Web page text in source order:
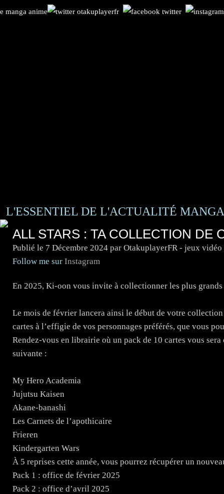
L'ESSENTIEL DE L'ACTUALITÉ
ALL STARS : TA COLLECTION DE
Publié le 7 Décembre 2024 par OtakuplayerFR - jeux vidéo
Follow me sur Instagram
En 2025, Ki-oon vous invite à collectionner les plus
Le mois de février lancera ainsi le début de votre
cartes à l’effigie de vos personnages préférés, que vous
Rendez-vous en librairie où un pack de 10 cartes vous
suivante :
My Hero Academia
Jujutsu Kaisen
Akane-banashi
Les Carnets de l’apothicaire
Frieren
Kindergarten Wars
À 5 reprises cette année, vous pourrez récupérer un
Pack 1 : office de février 2025
Pack 2 : office d’avril 2025